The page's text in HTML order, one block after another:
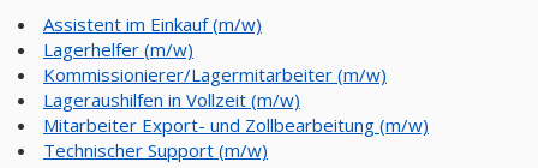
Assistent im Einkauf (m/w)
Lagerhelfer (m/w)
Kommissionierer/Lagermitarbeiter (m/w)
Lageraushilfen in Vollzeit (m/w)
Mitarbeiter Export- und Zollbearbeitung (m/w)
Technischer Support (m/w)